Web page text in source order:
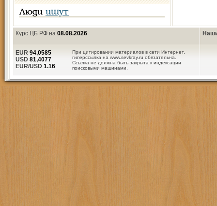
Люди ищут
Курс ЦБ РФ на 08.08.2026
При цитировании материалов в сети Интернет,
гиперссылка на www.sevkray.ru обязательна.
Ссылка не должна быть закрыта к индексации
поисковыми машинами.
EUR 94,0585
USD 81,4077
EUR/USD 1.16